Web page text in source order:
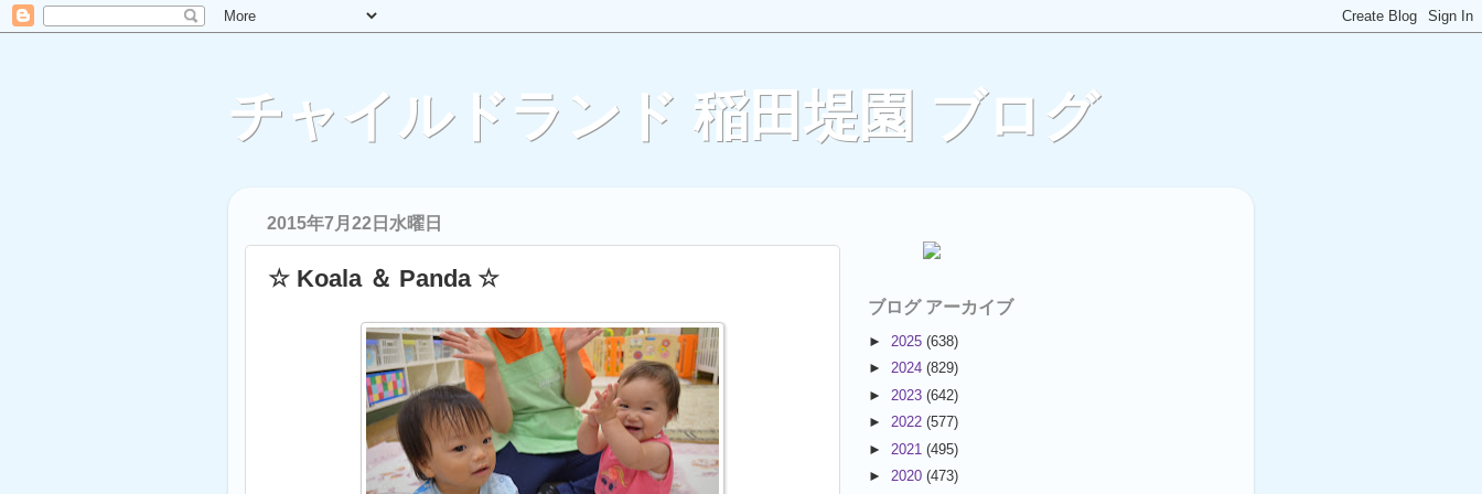
チャイルドランド 稲田堤園 ブログ
2015年7月22日水曜日
☆ Koala ＆ Panda ☆
ブログ アーカイブ
► 2025 (638)
► 2024 (829)
► 2023 (642)
► 2022 (577)
► 2021 (495)
► 2020 (473)